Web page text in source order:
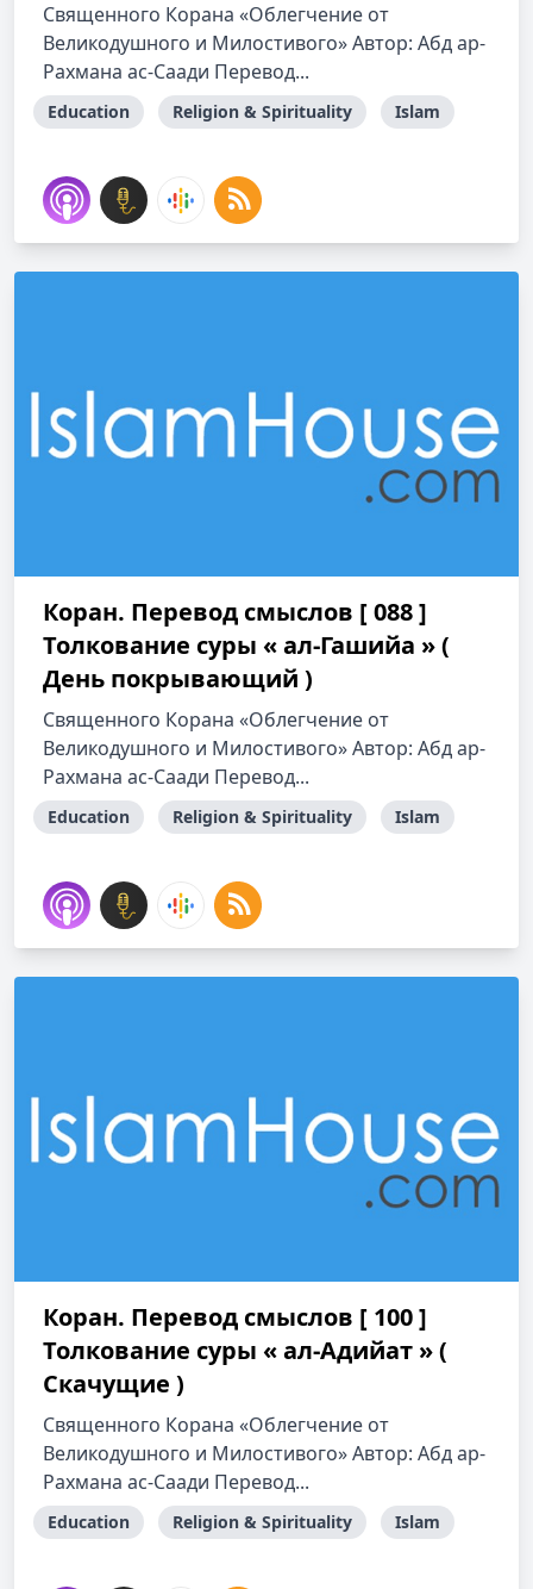
Священного Корана «Облегчение от
Великодушного и Милостивого» Автор: Абд ар-
Рахмана ас-Саади Перевод...
Education Religion & Spirituality Islam
Коран. Перевод смыслов [ 088 ]
Толкование cуры « ал-Гашийа » (
День покрывающий )
Священного Корана «Облегчение от
Великодушного и Милостивого» Автор: Абд ар-
Рахмана ас-Саади Перевод...
Education Religion & Spirituality Islam
Коран. Перевод смыслов [ 100 ]
Толкование cуры « ал-Адийат » (
Скачущие )
Священного Корана «Облегчение от
Великодушного и Милостивого» Автор: Абд ар-
Рахмана ас-Саади Перевод...
Education Religion & Spirituality Islam